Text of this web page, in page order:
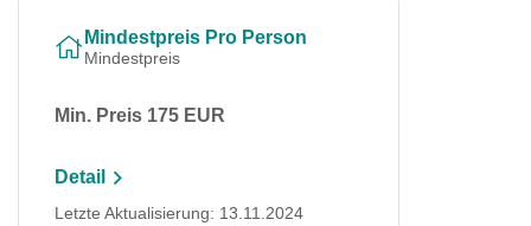
Mindestpreis Pro Person
Mindestpreis
Min. Preis 175 EUR
Detail
Letzte Aktualisierung: 13.11.2024